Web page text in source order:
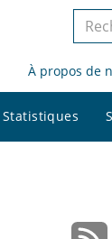
le
site
À propos de
Statistiques